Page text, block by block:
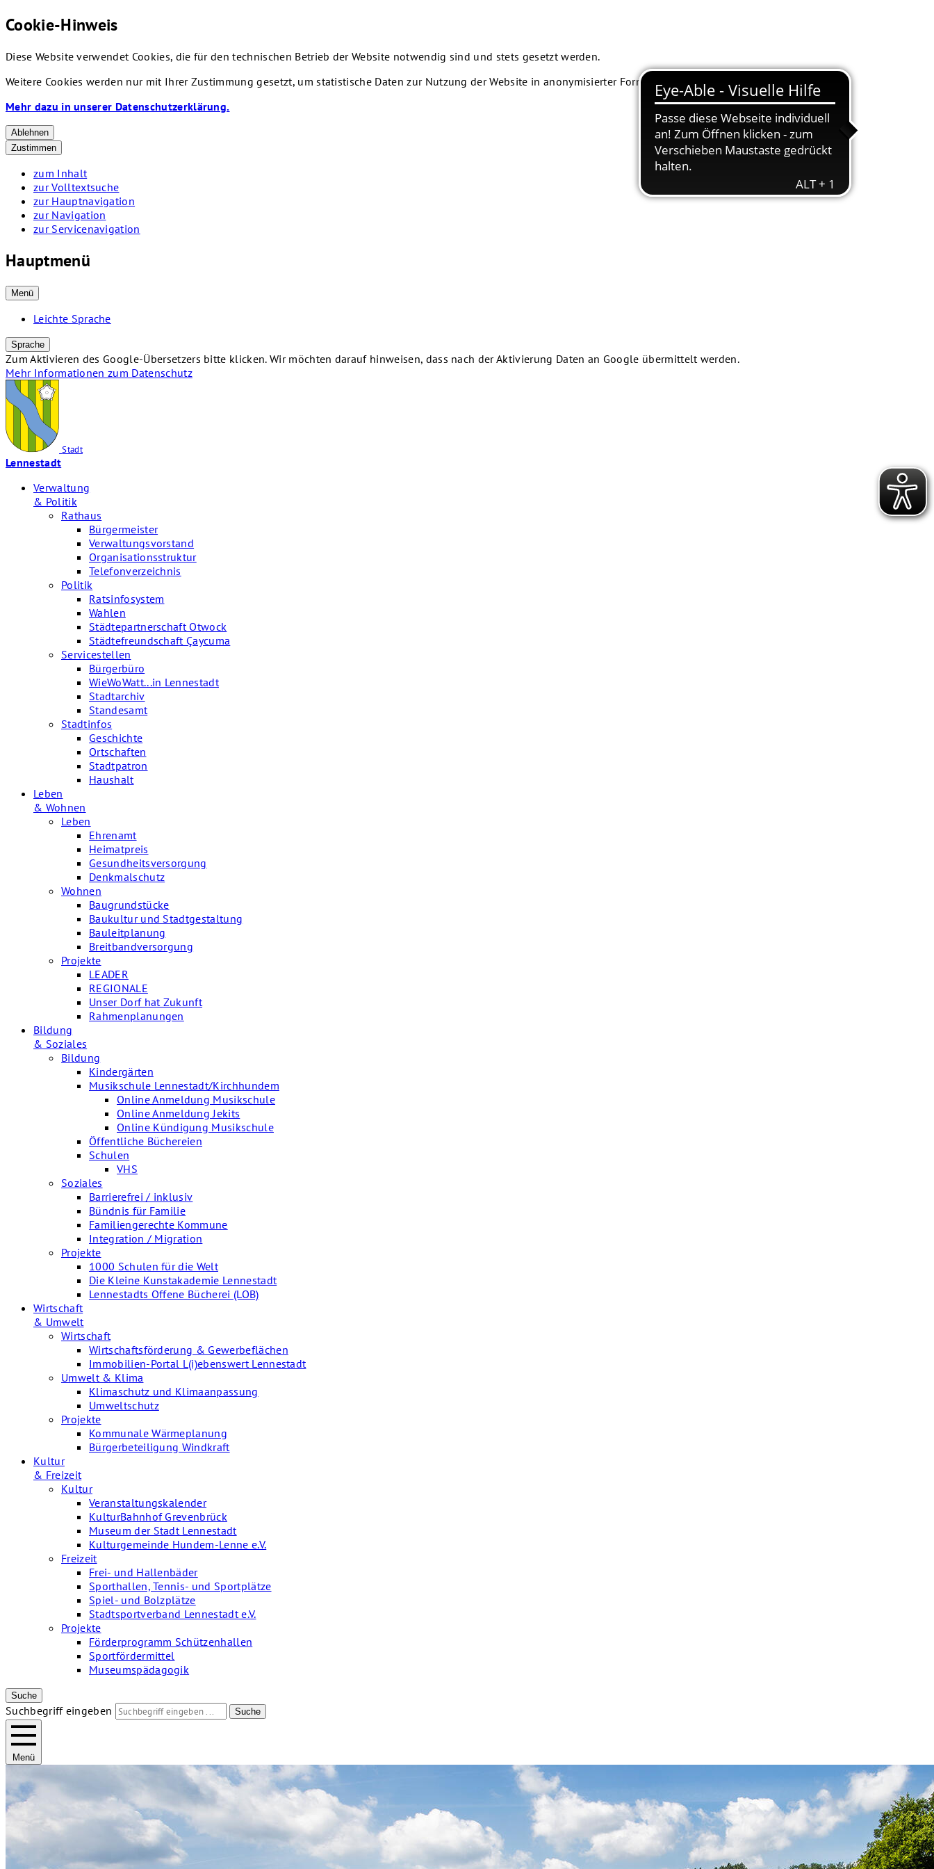
Cookie-Hinweis
Diese Website verwendet Cookies, die für den technischen Betrieb der Website notwendig sind und stets gesetzt werden.
Weitere Cookies werden nur mit Ihrer Zustimmung gesetzt, um statistische Daten zur Nutzung der Website in anonymisierter Form zu sammeln.
Mehr dazu in unserer Datenschutzerklärung.
Ablehnen
Zustimmen
zum Inhalt
zur Volltextsuche
zur Hauptnavigation
zur Navigation
zur Servicenavigation
Hauptmenü
Menü
Leichte Sprache
Sprache
Zum Aktivieren des Google-Übersetzers bitte klicken. Wir möchten darauf hinweisen, dass nach der Aktivierung Daten an Google übermittelt werden.
Mehr Informationen zum Datenschutz
Stadt
Lennestadt
Verwaltung
& Politik
Rathaus
Bürgermeister
Verwaltungsvorstand
Organisationsstruktur
Telefonverzeichnis
Politik
Ratsinfosystem
Wahlen
Städtepartnerschaft Otwock
Städtefreundschaft Çaycuma
Servicestellen
Bürgerbüro
WieWoWatt...in Lennestadt
Stadtarchiv
Standesamt
Stadtinfos
Geschichte
Ortschaften
Stadtpatron
Haushalt
Leben
& Wohnen
Leben
Ehrenamt
Heimatpreis
Gesundheitsversorgung
Denkmalschutz
Wohnen
Baugrundstücke
Baukultur und Stadtgestaltung
Bauleitplanung
Breitbandversorgung
Projekte
LEADER
REGIONALE
Unser Dorf hat Zukunft
Rahmenplanungen
Bildung
& Soziales
Bildung
Kindergärten
Musikschule Lennestadt/Kirchhundem
Online Anmeldung Musikschule
Online Anmeldung Jekits
Online Kündigung Musikschule
Öffentliche Büchereien
Schulen
VHS
Soziales
Barrierefrei / inklusiv
Bündnis für Familie
Familiengerechte Kommune
Integration / Migration
Projekte
1000 Schulen für die Welt
Die Kleine Kunstakademie Lennestadt
Lennestadts Offene Bücherei (LOB)
Wirtschaft
& Umwelt
Wirtschaft
Wirtschaftsförderung & Gewerbeflächen
Immobilien-Portal L(i)ebenswert Lennestadt
Umwelt & Klima
Klimaschutz und Klimaanpassung
Umweltschutz
Projekte
Kommunale Wärmeplanung
Bürgerbeteiligung Windkraft
Kultur
& Freizeit
Kultur
Veranstaltungskalender
KulturBahnhof Grevenbrück
Museum der Stadt Lennestadt
Kulturgemeinde Hundem-Lenne e.V.
Freizeit
Frei- und Hallenbäder
Sporthallen, Tennis- und Sportplätze
Spiel- und Bolzplätze
Stadtsportverband Lennestadt e.V.
Projekte
Förderprogramm Schützenhallen
Sportfördermittel
Museumspädagogik
Suche
Suchbegriff eingeben Suche
Menü